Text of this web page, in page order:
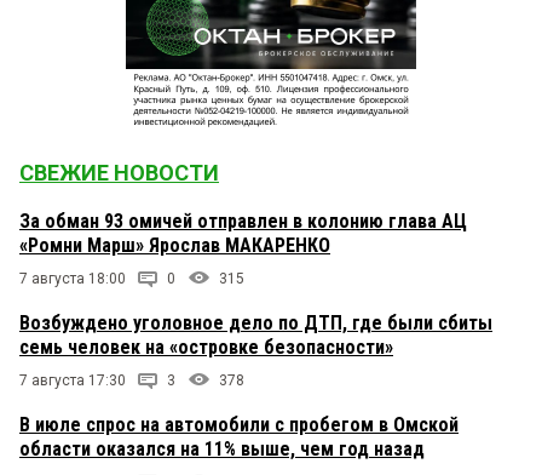
СВЕЖИЕ НОВОСТИ
За обман 93 омичей отправлен в колонию глава АЦ
«Ромни Марш» Ярослав МАКАРЕНКО
7 августа 18:00 0 315
Возбуждено уголовное дело по ДТП, где были сбиты
семь человек на «островке безопасности»
7 августа 17:30 3 378
В июле спрос на автомобили с пробегом в Омской
области оказался на 11% выше, чем год назад